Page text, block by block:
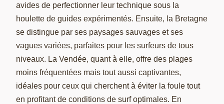
avides de perfectionner leur technique sous la
houlette de guides expérimentés. Ensuite, la Bretagne
se distingue par ses paysages sauvages et ses
vagues variées, parfaites pour les surfeurs de tous
niveaux. La Vendée, quant à elle, offre des plages
moins fréquentées mais tout aussi captivantes,
idéales pour ceux qui cherchent à éviter la foule tout
en profitant de conditions de surf optimales. En